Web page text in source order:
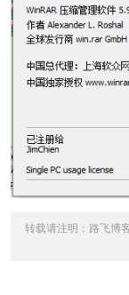
转载请注明： 路飞博